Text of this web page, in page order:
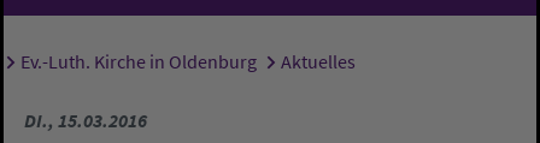
Sie sind hier:
Ev.-Luth. Kirche in Oldenburg Aktuelles
DI., 15.03.2016